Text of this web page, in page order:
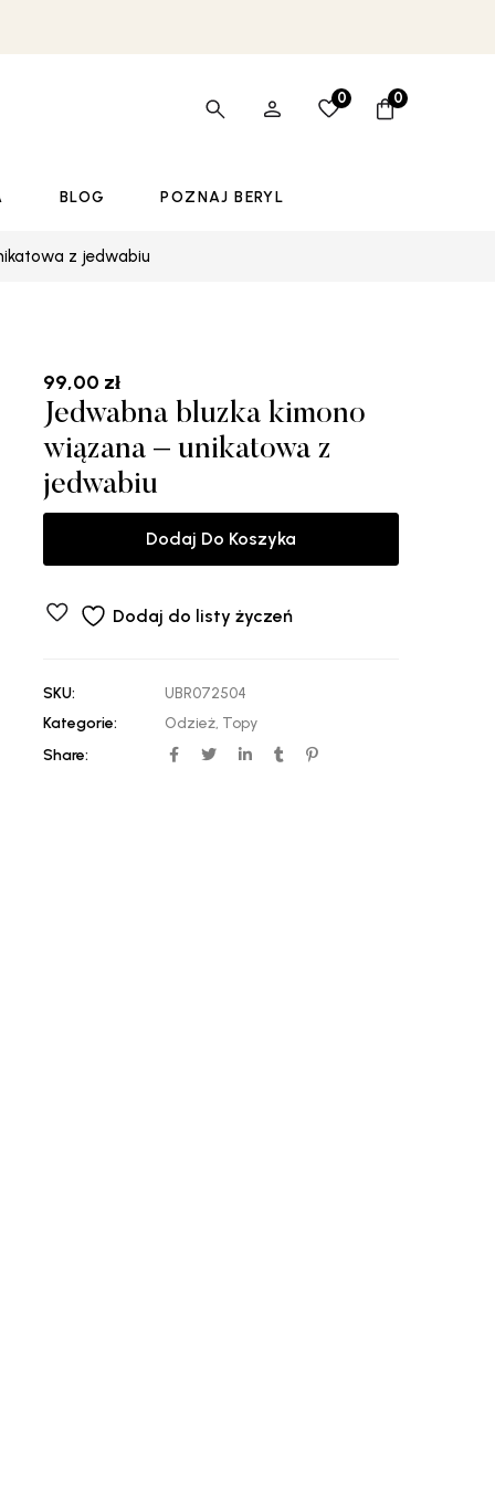
0 0
BLOG POZNAJ BERYL
z jedwabiu
99,00 zł
Jedwabna bluzka kimono
wiązana – unikatowa z
jedwabiu
Dodaj Do Koszyka
Dodaj do listy życzeń
SKU:
UBR072504
Kategorie:
Odzież, Topy
Share: